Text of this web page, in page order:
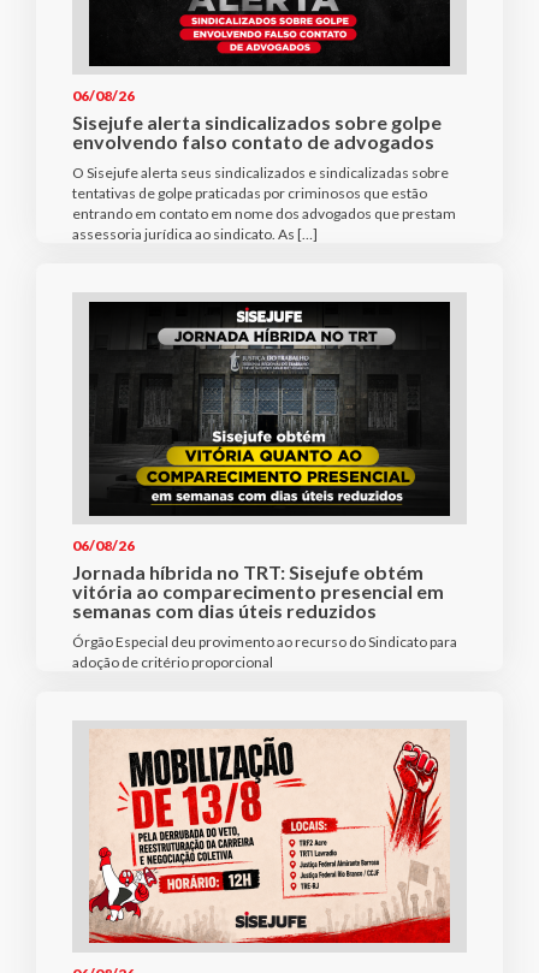
06/08/26
Sisejufe alerta sindicalizados sobre golpe
envolvendo falso contato de advogados
O Sisejufe alerta seus sindicalizados e sindicalizadas sobre
tentativas de golpe praticadas por criminosos que estão
entrando em contato em nome dos advogados que prestam
assessoria jurídica ao sindicato. As […]
06/08/26
Jornada híbrida no TRT: Sisejufe obtém
vitória ao comparecimento presencial em
semanas com dias úteis reduzidos
Órgão Especial deu provimento ao recurso do Sindicato para
adoção de critério proporcional